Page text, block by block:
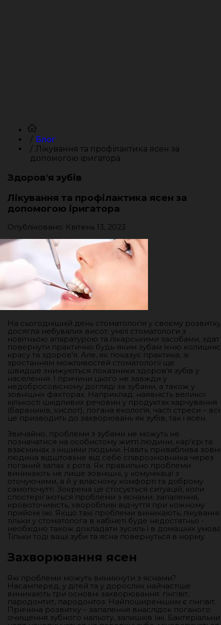
Блог
Лікування та профілактика ясен за
допомогою іригатора
Здоров'я зубів
Лікування та профілактика ясен за
допомогою іригатора
Опубліковано: Квітень 13, 2023
На сьогоднішній день стоматологія у своєму розвитку
досягла небувалих висот: умілі стоматологи з
новітньою апаратурою та лікарськими засобами,
повернути практично будь-яким зубам їхню колишню
красу та здоров'я. Але, як показує практика, зі
зростанням можливостей стоматології ще
швидше знижуються показники здоров'я зубів у
населення. І причини цього не завжди у
недобросовісному догляді за зубами, а також у
зовнішніх факторах. Наприклад: наявність великої
кількості шкідливих речовин у продуктах харчування
(барвників, кислот), погана екологія, часті стреси –
це призводить до захворювань як зубів, так і ясен.
Звичайно, проблеми з зубами не можуть не
позначатися на особистому житті людини, кар'єрі та
взаєминах з іншими людьми. Навіть приваблива зовні
людина відштовхне від себе співрозмовника через
поганий запах з рота. Як правильно проблеми
виникають не лише зовнішні, у комунікації з
оточуючими, а й у власному комфорті та доброму
самопочутті. Зокрема це стосується ситуацій, коли
спостерігаються проблеми з яснами: запалення,
кровоточивість, хворобливі відчуття при кожному
прийомі їжі. Якщо такі проблеми виникають, лікування
тільки у стоматолога в кабінеті буде недостатньо -
необхідно також докладати зусиль і в домашніх
Тільки тоді ваші зуби та ясна повернуться в норму.
Захворювання ясен
Які проблеми можуть виникнути з яснами?
Насамперед, у дітей та у дорослих найчастіше
виникають три основні захворювання: гінгівіт,
пародонтит, пародонтоз. Найпоширенішим є гінгівіт.
Причина розвитку – запалення внаслідок поганого
очищення зубного нальоту, залишків їжі.